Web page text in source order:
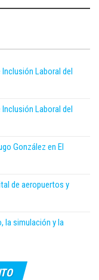
Laboral del
Laboral del
González en El
de aeropuertos y
la simulación y la